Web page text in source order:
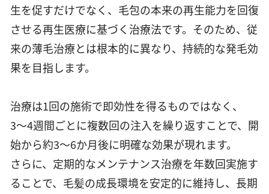
生を促すだけでなく、毛包の本来の再生能力を回復
させる再生医療に基づく治療法です。そのため、従
来の薄毛治療とは根本的に異なり、持続的な発毛効
果を目指します。
治療は1回の施術で即効性を得るものではなく、
3〜4週間ごとに複数回の注入を繰り返すことで、開
始から約3〜6か月後に明確な効果が現れます。
さらに、定期的なメンテナンス治療を年数回実施す
ることで、毛髪の成長環境を安定的に維持し、長期